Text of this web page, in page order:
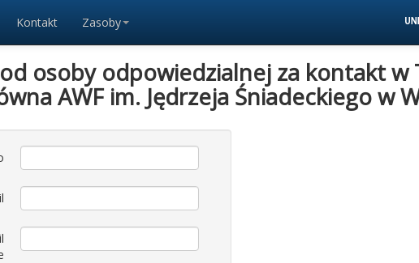
Kontakt Zasoby
osoby odpowiedzialnej za kontakt
AWF im. Jędrzeja Śniadeckiego w